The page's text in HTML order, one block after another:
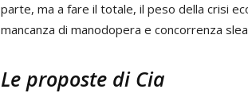
parte, ma a fare il totale, il peso della crisi
mancanza di manodopera e concorrenza
Le proposte di Cia